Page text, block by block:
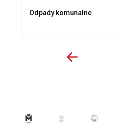
Odpady komunalne